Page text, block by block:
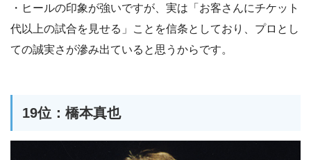
・ヒールの印象が強いですが、実は「お客さんにチケット
代以上の試合を見せる」ことを信条としており、プロとし
ての誠実さが滲み出ていると思うからです。
19位：橋本真也